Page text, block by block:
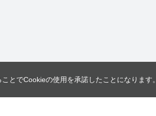
とでCookieの使用を承諾したことになります。